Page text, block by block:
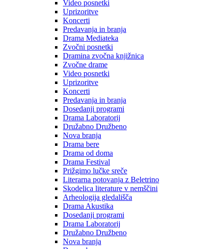
Video posnetki
Uprizoritve
Koncerti
Predavanja in branja
Drama Mediateka
Zvočni posnetki
Dramina zvočna knjižnica
Zvočne drame
Video posnetki
Uprizoritve
Koncerti
Predavanja in branja
Dosedanji programi
Drama Laboratorij
Družabno Družbeno
Nova branja
Drama bere
Drama od doma
Drama Festival
Prižgimo lučke sreče
Literarna potovanja z Beletrino
Skodelica literature v nemščini
Arheologija gledališča
Drama Akustika
Dosedanji programi
Drama Laboratorij
Družabno Družbeno
Nova branja